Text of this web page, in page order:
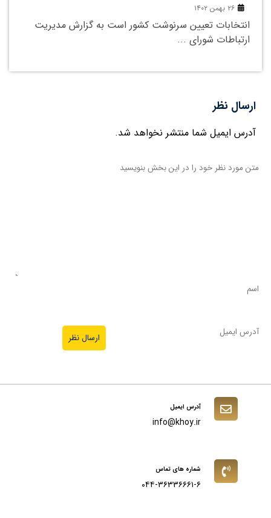
۲۶ بهمن ۱۴۰۲
انتخابات تعیین سرنوشت کشور است به گزارش مدیریت
ارتباطات شورای ...
ارسال نظر
آدرس ایمیل شما منتشر نخواهد شد.
آدرس ایمیل
info@khoy.ir
شماره های تماس
۰۴۴-۳۶۳۳۶۶۶۱-۶